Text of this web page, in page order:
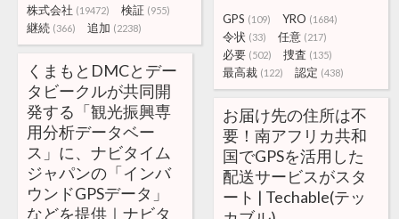
株式会社 (19472) 検証 (955)
継続 (366) 追加 (2238)
GPS (109) YRO (1684)
令状 (33) 任意 (217)
必要 (502) 捜査 (135)
最高裁 (122) 認定 (438)
くまもとDMCとデー
タビークルが共同開
発する「観光振興専
用分析データベー
ス」に、ナビタイム
ジャパンの「インバ
ウンドGPSデータ」
などを提供｜ナビタ
お届け先の住所は不
要！南アフリカ共和
国でGPSを活用した
配送サービスがスタ
ート | Techable(テッ